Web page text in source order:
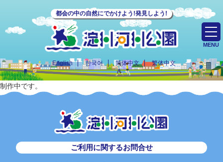
都会の中の自然にでかけよう!発見しよう!
English 한국어 简体中文 繁体中文
MENU
制作中です。
ご利用に関するお問合せ